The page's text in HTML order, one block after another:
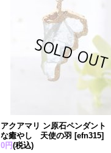
アクアマリ ン原石ペンダン
な癒やし 天使の羽 [efn315]
0円(税込)